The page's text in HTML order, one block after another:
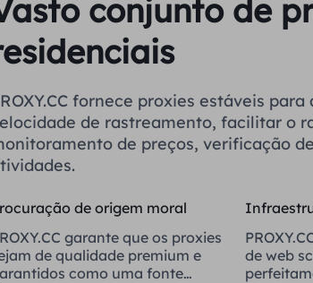
conjunto de
fornece proxies estáveis ​​para aumentar sua
de rastreamento, facilitar o
de preços, verificação
de origem moral
garante que os proxies
de qualidade premium e
como uma fonte
de web